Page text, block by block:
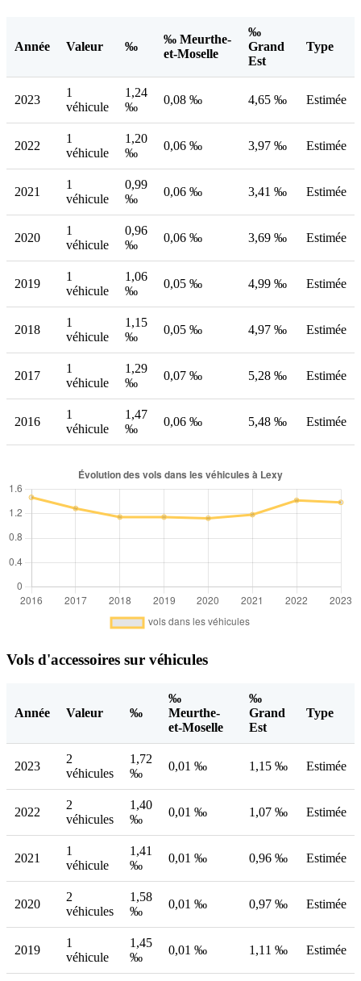
Année Valeur ‰
‰ Meurthe-
et-Moselle
‰
Grand
Est
Type
2023
1
véhicule
1,24
‰
0,08 ‰ 4,65 ‰ Estimée
2022
1
véhicule
1,20
‰
0,06 ‰ 3,97 ‰ Estimée
2021
1
véhicule
0,99
‰
0,06 ‰ 3,41 ‰ Estimée
2020
1
véhicule
0,96
‰
0,06 ‰ 3,69 ‰ Estimée
2019
1
véhicule
1,06
‰
0,05 ‰ 4,99 ‰ Estimée
2018
1
véhicule
1,15
‰
0,05 ‰ 4,97 ‰ Estimée
2017
1
véhicule
1,29
‰
0,07 ‰ 5,28 ‰ Estimée
2016
1
véhicule
1,47
‰
0,06 ‰ 5,48 ‰ Estimée
Vols d'accessoires sur véhicules
Année Valeur ‰
‰
Meurthe-
et-Moselle
‰
Grand
Est
Type
2023
2
véhicules
1,72
‰
0,01 ‰ 1,15 ‰ Estimée
2022
2
véhicules
1,40
‰
0,01 ‰ 1,07 ‰ Estimée
2021
1
véhicule
1,41
‰
0,01 ‰ 0,96 ‰ Estimée
2020
2
véhicules
1,58
‰
0,01 ‰ 0,97 ‰ Estimée
2019
1
véhicule
1,45
‰
0,01 ‰ 1,11 ‰ Estimée